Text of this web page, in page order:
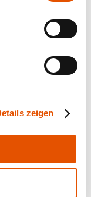
zeigen